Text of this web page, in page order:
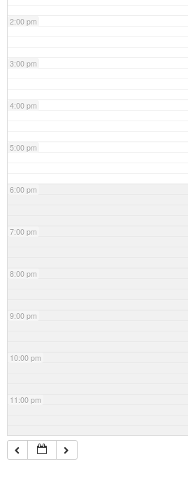
2:00 pm
3:00 pm
4:00 pm
5:00 pm
6:00 pm
7:00 pm
8:00 pm
9:00 pm
10:00 pm
11:00 pm